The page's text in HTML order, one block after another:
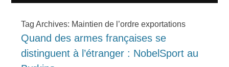
TO
CONTENT
Tag Archives: Maintien de l’ordre exportations
Quand des armes françaises se
distinguent à l’étranger : NobelSport au